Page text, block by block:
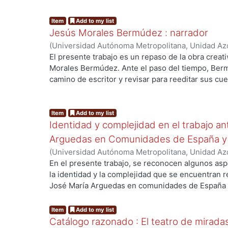
de El Quijote / suicide, celibate and liberty in two
Item Add to my list
Jesús Morales Bermúdez : narrador
(Universidad Autónoma Metropolitana, Unidad
Sociales y Humanidades, Departamento de
Vicente
El presente trabajo es un repaso de la obra
Morales Bermúdez. Ante el paso del tiempo,
camino de escritor y revisar para reeditar sus
It is a review of the literary production
Bermúdez had. As time went by, the writer
and novels. In this essay the focus is on his
and translations.
Palabra s clave
Novela, cuento, relato, narrativa indigenista,
Key words
Novel, short story, story, “indigenista” narrative,
Item Add to my list
Identidad y complejidad en el trabajo
Arguedas en Comunidades de España
(Universidad Autónoma Metropolitana, Unidad
Sociales y Humanidades, Departamento de
Leocadio Edgar
En el presente trabajo, se reconocen algunos
la identidad y la complejidad que se encuentran
José María Arguedas en comunidades de
tiempo después de su muerte, el autor tuvo una
la comprensión del mundo subjetivo y las bases
Item Add to my list
Catálogo razonado : El teatro de